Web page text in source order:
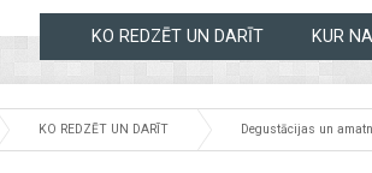
KO REDZĒT UN DARĪT KUR
KO REDZĒT UN DARĪT Degustācijas un